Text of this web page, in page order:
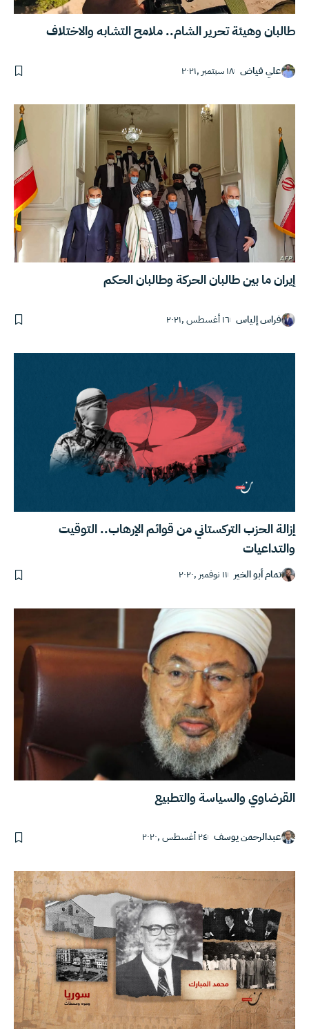
طالبان وهيئة تحرير الشام.. ملامح التشابه والاختلاف
علي فياض ١٨ سبتمبر ,٢٠٢١
إيران ما بين طالبان الحركة وطالبان الحكم
فراس إلياس ١٦ أغسطس ,٢٠٢١
إزالة الحزب التركستاني من قوائم الإرهاب.. التوقيت
والتداعيات
تمام أبو الخير ١١ نوفمبر ,٢٠٢٠
القرضاوي والسياسة والتطبيع
عبدالرحمن يوسف ٢٤ أغسطس ,٢٠٢٠